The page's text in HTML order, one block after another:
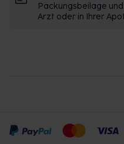
Packungsbeilage
Arzt oder in Ihrer